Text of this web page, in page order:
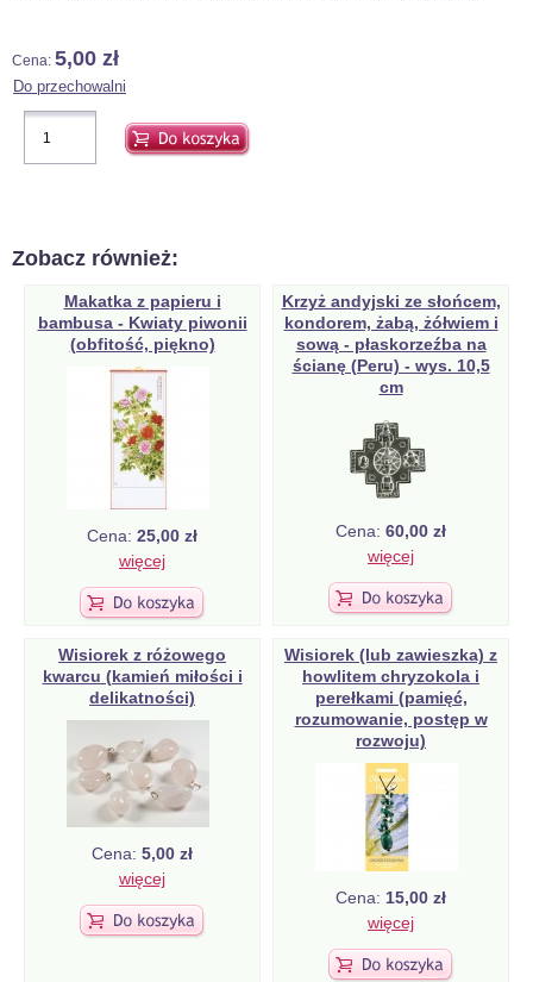
Cena: 5,00 zł
Zobacz również:
Makatka z papieru i
bambusa - Kwiaty piwonii
(obfitość, piękno)
Cena: 25,00 zł
więcej
Krzyż andyjski ze słońcem,
kondorem, żabą, żółwiem i
sową - płaskorzeźba na
ścianę (Peru) - wys. 10,5
cm
Cena: 60,00 zł
więcej
Wisiorek z różowego
kwarcu (kamień miłości i
delikatności)
Cena: 5,00 zł
więcej
Wisiorek (lub zawieszka) z
howlitem chryzokola i
perełkami (pamięć,
rozumowanie, postęp w
rozwoju)
Cena: 15,00 zł
więcej